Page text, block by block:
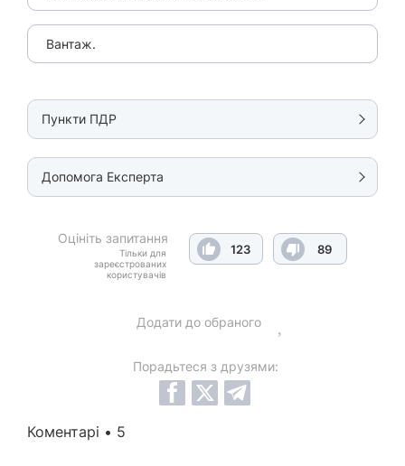
Вантаж.
Пункти ПДР
Допомога Експерта
Оцініть запитання
Тільки для
зареєстрованих
користувачів
123 89
Додати до обраного
Порадьтеся з друзями:
Коментарі • 5